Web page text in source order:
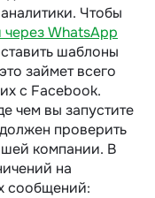
Чтобы
через WhatsApp
шаблоны
займет всего
с Facebook.
чем вы запустите
проверить
компании. В
на
сообщений: